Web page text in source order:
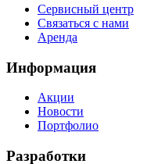
Сервисный центр
Связаться с нами
Аренда
Информация
Акции
Новости
Портфолио
Разработки